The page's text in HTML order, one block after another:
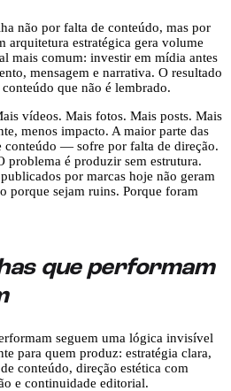
não por falta de conteúdo, mas por
arquitetura estratégica gera volume
mais comum: investir em mídia antes
mensagem e narrativa. O resultado
que não é lembrado.
vídeos. Mais fotos. Mais posts. Mais
menos impacto. A maior parte das
conteúdo — sofre por falta de direção.
problema é produzir sem estrutura.
por marcas hoje não geram
porque sejam ruins. Porque foram
que performam
seguem uma lógica invisível
para quem produz: estratégia clara,
conteúdo, direção estética com
e continuidade editorial.